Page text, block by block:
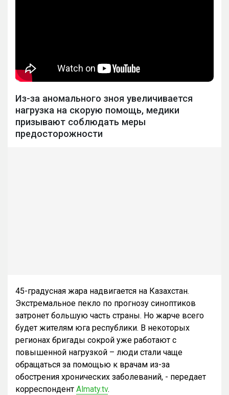
Из-за аномального зноя увеличивается
нагрузка на скорую помощь, медики
призывают соблюдать меры
предосторожности
45-градусная жара надвигается на Казахстан.
Экстремальное пекло по прогнозу синоптиков
затронет большую часть страны. Но жарче всего
будет жителям юга республики. В некоторых
регионах бригады сокрой уже работают с
повышенной нагрузкой – люди стали чаще
обращаться за помощью к врачам из-за
обострения хронических заболеваний, - передает
корреспондент Almaty.tv.